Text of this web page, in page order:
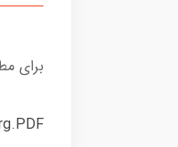
برای